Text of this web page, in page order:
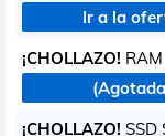
Ir a la
¡CHOLLAZO!
¡CHOLLAZO! SSD